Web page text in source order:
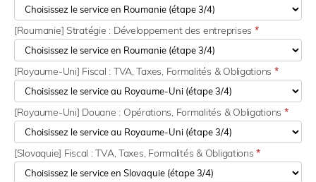
[Roumanie] Stratégie : Développement des entreprises *
[Royaume-Uni] Fiscal : TVA, Taxes, Formalités & Obligations *
[Royaume-Uni] Douane : Opérations, Formalités & Obligations *
[Slovaquie] Fiscal : TVA, Taxes, Formalités & Obligations*